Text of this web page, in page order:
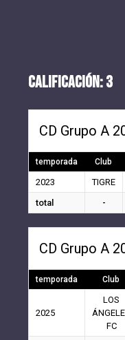
CALIFICACIÓN: 3
CD Grupo A
temporada Club
2023 TIGRE
total
-
CD Grupo A
temporada Club
2025
LOS
FC